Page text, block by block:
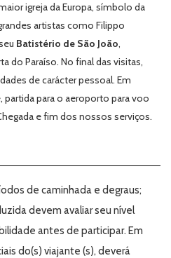
igreja da Europa, símbolo da
artistas como Filippo
Batistério de São João,
do Paraíso. No final das visitas,
de carácter pessoal. Em
para o aeroporto para voo
e fim dos nossos serviços.
de caminhada e degraus;
devem avaliar seu nível
antes de participar. Em
do(s) viajante (s), deverá